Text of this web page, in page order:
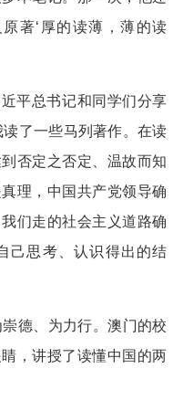
著‘厚的读薄，薄的读
平总书记和同学们分享
了一些马列著作。在读
否定之否定、温故而知
理，中国共产党领导确
们走的社会主义道路确
己思考、认识得出的结
德、为力行。澳门的校
，讲授了读懂中国的两